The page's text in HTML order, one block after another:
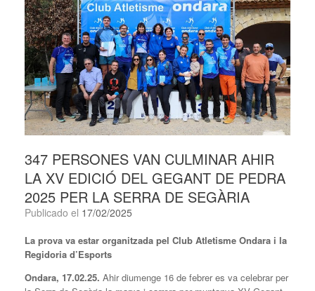
347 PERSONES VAN CULMINAR AHIR
LA XV EDICIÓ DEL GEGANT DE PEDRA
2025 PER LA SERRA DE SEGÀRIA
Publicado el 17/02/2025
La prova va estar organitzada pel Club Atletisme Ondara i la
Regidoria d’Esports
Ondara, 17.02.25. Ahir diumenge 16 de febrer es va celebrar per